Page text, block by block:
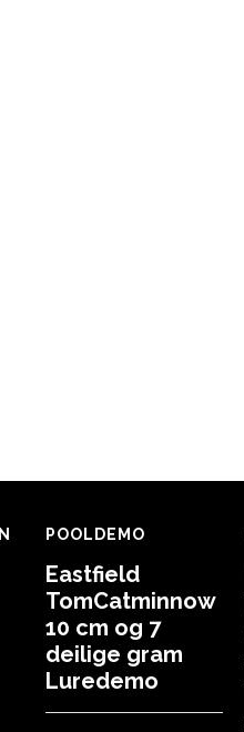
POOLDEMO
Eastfield
TomCatminnow
10 cm og 7
deilige gram
Luredemo